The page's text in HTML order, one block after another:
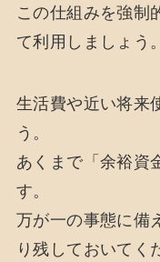
この仕組みを強制
て利用しましょう。
生活費や近い将来
う。
あくまで「余裕資
す。
万が一の事態に備
り残しておいてく